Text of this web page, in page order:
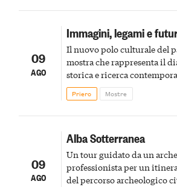
09
AGO
Immagini, legami e
Il nuovo polo culturale del
mostra che rappresenta il
storica e ricerca
Priero Mostre
09
AGO
Alba Sotterranea
Un tour guidato da un
professionista per un
del percorso archeologico